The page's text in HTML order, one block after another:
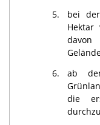
5.
bei
davon
6.
ab
die